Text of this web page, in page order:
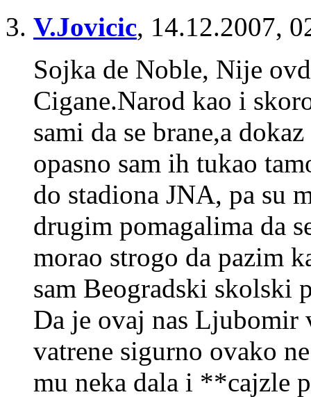
V.Jovicic, 14.12.2007,
Sojka de Noble, Nije
Cigane.Narod kao i
sami da se brane,a
opasno sam ih tukao
do stadiona JNA, pa su
drugim pomagalima da
morao strogo da pazim
sam Beogradski skolski
Da je ovaj nas Ljubomir
vatrene sigurno ovako
mu neka dala i **cajzle